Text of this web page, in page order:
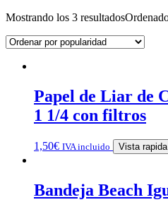
Mostrando los 3 resultados
Papel de Liar de
1 1/4 con filtros
1,50€ IVA incluido Vista rapida
Bandeja Beach